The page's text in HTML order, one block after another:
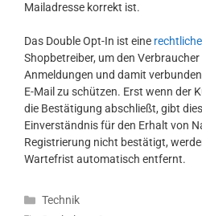
Mailadresse korrekt ist.
Das Double Opt-In ist eine
Shopbetreiber, um den
Anmeldungen und damit
E-Mail zu schützen. Erst wenn der
die Bestätigung abschließt, gibt
Einverständnis für den Erhalt von
Registrierung nicht bestätigt,
Wartefrist automatisch entfernt.
Kategorien
Technik